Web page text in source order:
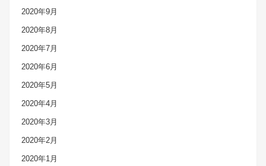
2020年9月
2020年8月
2020年7月
2020年6月
2020年5月
2020年4月
2020年3月
2020年2月
2020年1月